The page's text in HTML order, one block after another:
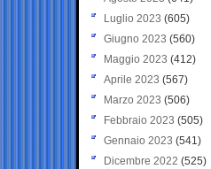
Luglio 2023 (605)
Giugno 2023 (560)
Maggio 2023 (412)
Aprile 2023 (567)
Marzo 2023 (506)
Febbraio 2023 (505)
Gennaio 2023 (541)
Dicembre 2022 (525)